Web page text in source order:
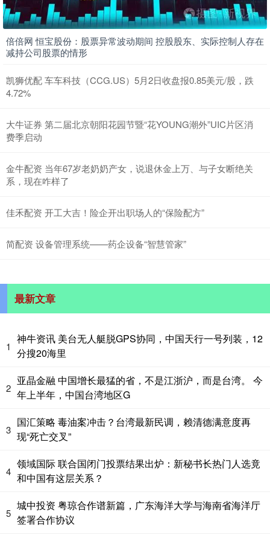
倍倍网 恒宝股份：股票异常波动期间 控股股东、实际控制人存在
减持公司股票的情形
凯狮优配 车车科技（CCG.US）5月2日收盘报0.85美元/股，跌
4.72%
大牛证券 第二届北京朝阳花园节暨“花YOUNG潮外”UIC片区消
费季启动
金牛配资 当年67岁老奶奶产女，说退休金上万、与子女断绝关
系，现在咋样了
佳禾配资 开工大吉！险企开出职场人的“保险配方”
简配资 设备管理系统——药企设备“智慧管家”
最新文章
1
神牛资讯 美台无人艇脱GPS协同，中国天行一号列装，12
分搜20海里
2
亚晶金融 中国增长最猛的省，不是江浙沪，而是台湾。 今
年上半年，中国台湾地区G
3
国汇策略 毒油案冲击？台湾最新民调，赖清德满意度再
现“死亡交叉”
4
领域国际 联合国闭门投票结果出炉：新秘书长热门人选竟
和中国有这层关系？
5
城中投资 粤琼合作谱新篇，广东海洋大学与海南省海洋厅
签署合作协议